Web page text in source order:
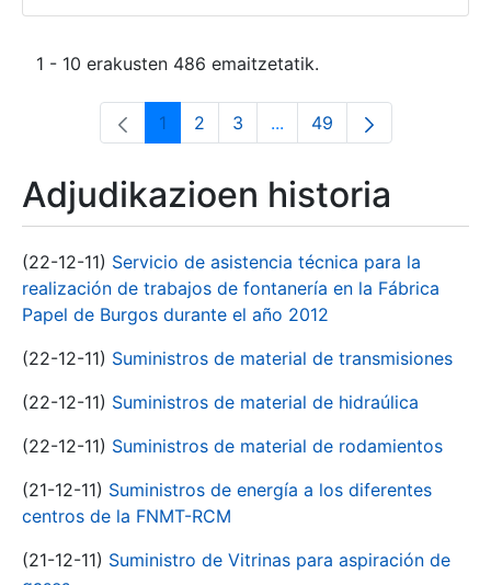
1 - 10 erakusten 486 emaitzetatik.
Orrialdea
1 Orrialdea
2 Orrialdea
3 ...Intermediate Pages Use
Orrialdea
49
Adjudikazioen historia
(22-12-11) Servicio de asistencia técnica para la
realización de trabajos de fontanería en la Fábrica
Papel de Burgos durante el año 2012
(22-12-11) Suministros de material de transmisiones
(22-12-11) Suministros de material de hidraúlica
(22-12-11) Suministros de material de rodamientos
(21-12-11) Suministros de energía a los diferentes
centros de la FNMT-RCM
(21-12-11) Suministro de Vitrinas para aspiración de